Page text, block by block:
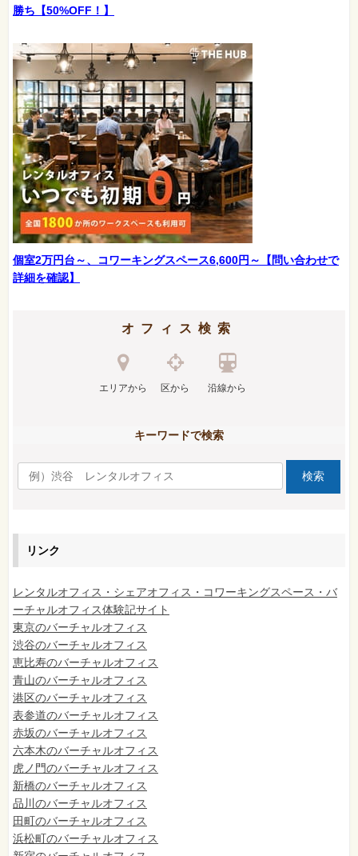
勝ち【50%OFF！】
個室2万円台～、コワーキングスペース6,600円～【問い合わせで
詳細を確認】
オフィス検索
エリアから 区から 沿線から
キーワードで検索
リンク
レンタルオフィス・シェアオフィス・コワーキングスペース・バ
ーチャルオフィス体験記サイト
東京のバーチャルオフィス
渋谷のバーチャルオフィス
恵比寿のバーチャルオフィス
青山のバーチャルオフィス
港区のバーチャルオフィス
表参道のバーチャルオフィス
赤坂のバーチャルオフィス
六本木のバーチャルオフィス
虎ノ門のバーチャルオフィス
新橋のバーチャルオフィス
品川のバーチャルオフィス
田町のバーチャルオフィス
浜松町のバーチャルオフィス